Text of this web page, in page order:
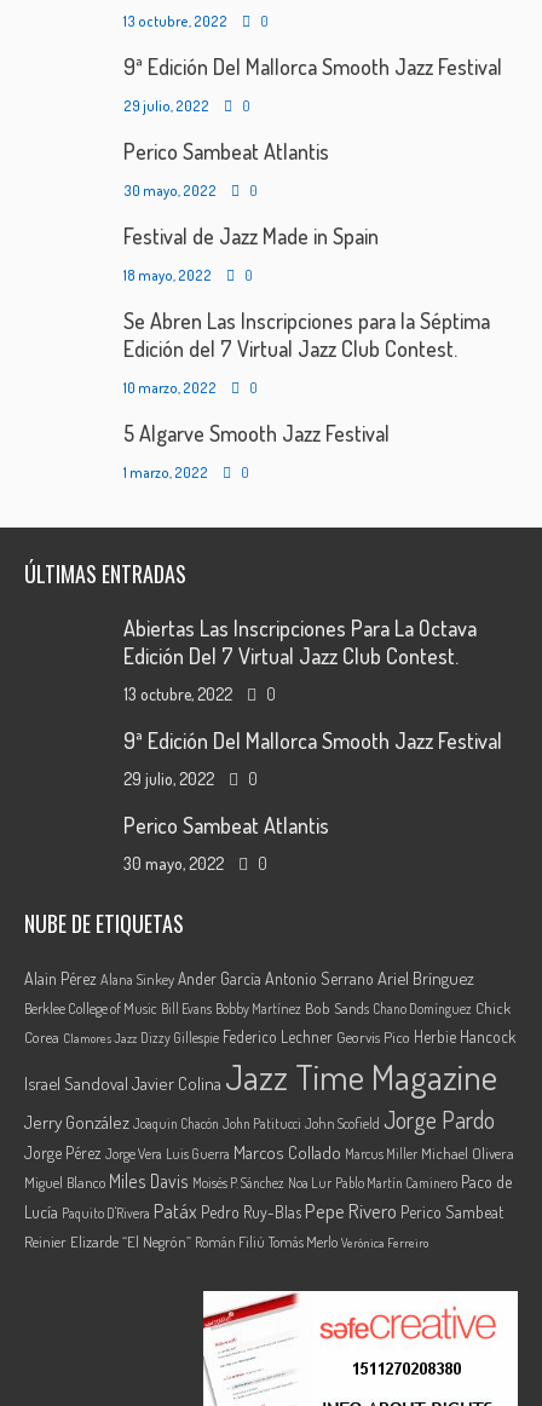
13 octubre, 2022 0
9ª Edición Del Mallorca Smooth Jazz Festival
29 julio, 2022 0
Perico Sambeat Atlantis
30 mayo, 2022 0
Festival de Jazz Made in Spain
18 mayo, 2022 0
Se Abren Las Inscripciones para la Séptima
Edición del 7 Virtual Jazz Club Contest.
10 marzo, 2022 0
5 Algarve Smooth Jazz Festival
1 marzo, 2022 0
ÚLTIMAS ENTRADAS
Abiertas Las Inscripciones Para La Octava
Edición Del 7 Virtual Jazz Club Contest.
13 octubre, 2022 0
9ª Edición Del Mallorca Smooth Jazz Festival
29 julio, 2022 0
Perico Sambeat Atlantis
30 mayo, 2022 0
NUBE DE ETIQUETAS
Alain Pérez Alana SinkeyAnder García Antonio Serrano Ariel Brínguez
Berklee College of Music Bill Evans Bobby Martínez Bob Sands Chano Domínguez Chick
Corea Clamores Jazz Dizzy Gillespie Federico Lechner Georvis Pico Herbie Hancock
Israel Sandoval Javier Colina Jazz Time Magazine
Jerry González Joaquin Chacón John Patitucci John Scofield Jorge Pardo
Jorge Pérez Jorge Vera Luis Guerra Marcos Collado Marcus Miller Michael Olivera
Miguel Blanco Miles Davis Moisés P. Sánchez Noa Lur Pablo Martín Caminero Paco de
Lucía Paquito D'Rivera Patáx Pedro Ruy-Blas Pepe Rivero Perico Sambeat
Reinier Elizarde “El Negrón” Román Filiú Tomás Merlo Verónica Ferreiro